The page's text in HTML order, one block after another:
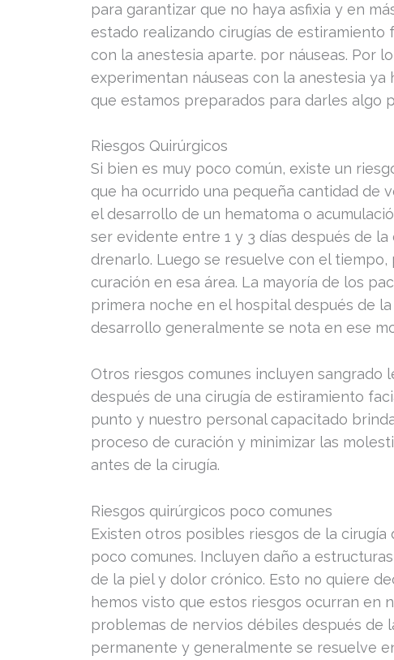
para garantizar que no haya asfixia y en
estado realizando cirugías de estiramiento
con la anestesia aparte. por náuseas. Por
experimentan náuseas con la anestesia
que estamos preparados para darles algo
Riesgos Quirúrgicos
Si bien es muy poco común, existe un
que ha ocurrido una pequeña cantidad de
el desarrollo de un hematoma o
ser evidente entre 1 y 3 días después de
drenarlo. Luego se resuelve con el
curación en esa área. La mayoría de los
primera noche en el hospital después de
desarrollo generalmente se nota en ese
Otros riesgos comunes incluyen sangrado
después de una cirugía de estiramiento
punto y nuestro personal capacitado
proceso de curación y minimizar las
antes de la cirugía.
Riesgos quirúrgicos poco comunes
Existen otros posibles riesgos de la
poco comunes. Incluyen daño a
de la piel y dolor crónico. Esto no quiere
hemos visto que estos riesgos ocurran en
problemas de nervios débiles después de
permanente y generalmente se resuelve